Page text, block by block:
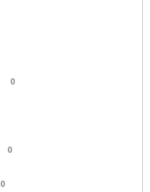
0
0
0